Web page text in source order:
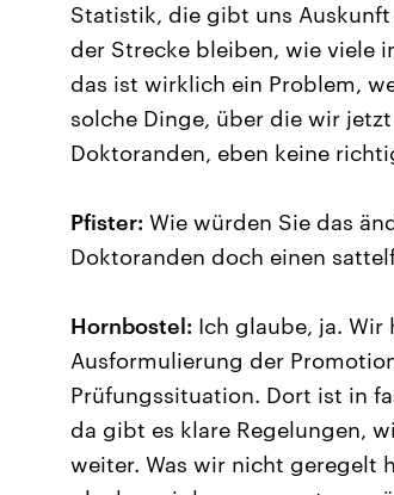
Statistik, die gibt uns
der Strecke bleiben, wie viele
das ist wirklich ein Problem,
solche Dinge, über die wir
Doktoranden, eben keine
Pfister: Wie würden Sie das
Doktoranden doch einen
Hornbostel: Ich glaube, ja.
Ausformulierung der
Prüfungssituation. Dort ist in
da gibt es klare Regelungen,
weiter. Was wir nicht geregelt